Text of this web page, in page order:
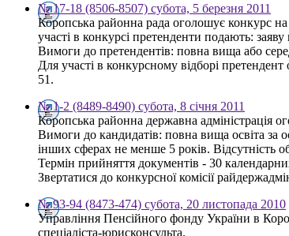
№ 17-18 (8506-8507) субота, 5 березня 2011
Коропська районна рада оголошує конкурс
участі в конкурсі претенденти подають:
Вимоги до претендентів: повна вища або
Для участі в конкурсному відборі
51.
№ 1-2 (8489-8490) субота, 8 січня 2011
Коропська районна державна адміністрація
Вимоги до кандидатів: повна вища освіта за
інших сферах не менше 5 років. Відсутність
Термін прийняття документів - 30
Звертатися до конкурсної комісії
№ 93-94 (8473-474) субота, 20 листопада 2010
Управління Пенсійного фонду України в
спеціаліста-юрисконсульта.